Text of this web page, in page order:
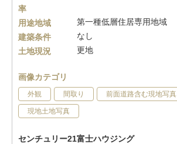
率
用途地域
第一種低層住居専用地域
建築条件
なし
土地現況
更地
画像カテゴリ
外観 間取り 前面道路含む現地写真
現地土地写真
センチュリー21富士ハウジング